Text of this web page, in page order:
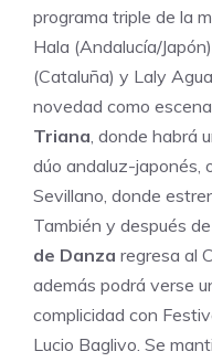
programa triple de la
Hala (Andalucía/
(Cataluña) y Laly
novedad como
Triana, donde habrá
dúo andaluz-japonés,
Sevillano, donde
También y después
de Danza regresa al
además podrá verse
complicidad con
Lucio Baglivo. Se